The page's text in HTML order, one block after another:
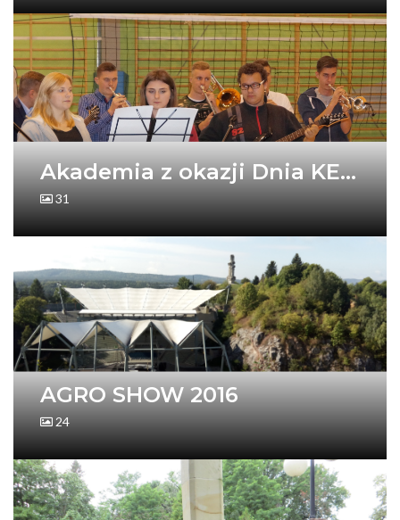
Akademia z okazji Dnia KE...
31
AGRO SHOW 2016
24